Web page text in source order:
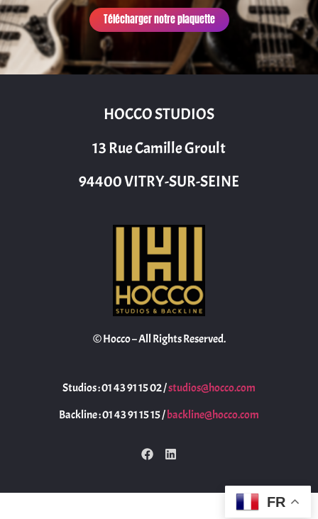
Télécharger notre plaquette
HOCCO STUDIOS
13 Rue Camille Groult
94400 VITRY-SUR-SEINE
© Hocco – All Rights Reserved.
Studios : 01 43 91 15 02 /studios@hocco.com
Backline : 01 43 91 15 15 /backline@hocco.com
FR